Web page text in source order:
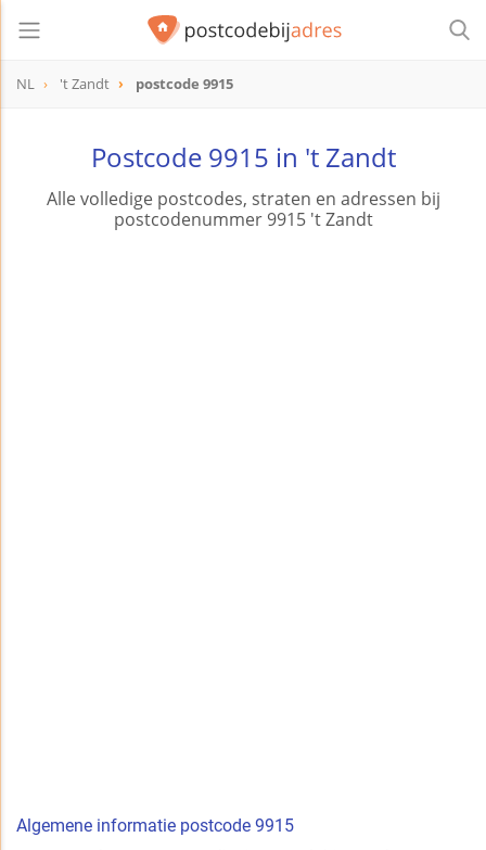
NL 't Zandt postcode 9915
Postcode 9915 in 't Zandt
Alle volledige postcodes, straten en adressen bij
postcodenummer 9915 't Zandt
Algemene informatie postcode 9915